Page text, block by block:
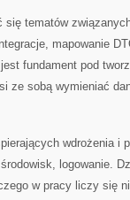
tematów
mapowanie
fundament pod
ze sobą wymieniać
wdrożenia i
logowanie.
w pracy liczy się